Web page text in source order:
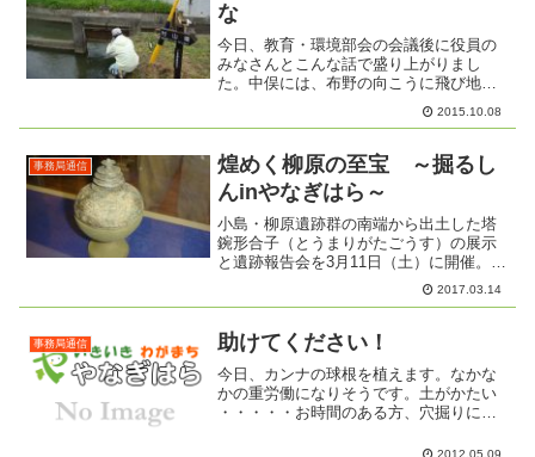
な
今日、教育・環境部会の会議後に役員の
みなさんとこんな話で盛り上がりまし
た。中俣には、布野の向こうに飛び地が
ある。布野神社のすぐわきを南八幡川が
流れていた。小学校の時、首なし地蔵と
があって子どもの頃ザリガニ...
2015.10.08
事務局通信
煌めく柳原の至宝 ～掘るし
んinやなぎはら～
小島・柳原遺跡群の南端から出土した塔
鋺形合子（とうまりがたごうす）の展示
と遺跡報告会を3月11日（土）に開催。大
変貴重な塔鋺形合子を観ることができ
た。合子がなぜ柳原から出土したのか？
中俣城・長命寺との関係...
2017.03.14
事務局通信 助けてください！
今日、カンナの球根を植えます。なかな
かの重労働になりそうです。土がかたい
・・・・・お時間のある方、穴掘りに来
2012.05.09